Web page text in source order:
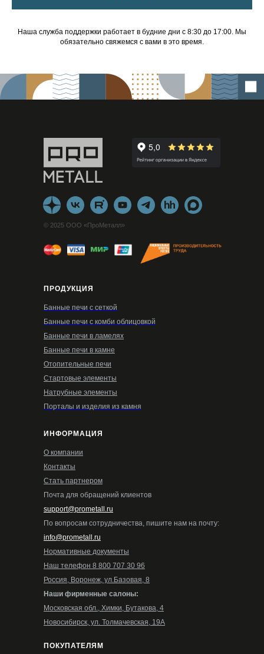
Наша служба поддержки работает в будние дни с 8:30 до 17:00. Мы
обязательно свяжемся с вами в это время.
ПРОДУКЦИЯ
Банные печи с сеткой
Банные печи с комби облицовкой
Банные печи в ламелях
Банные печи в камне
Отопительные печи
Стартовые элементы
Натрубные элементы
Порталы и изделия из камня
ИНФОРМАЦИЯ
О компании
Контакты
Стать партнером
Почта для обращений клиентов
support@prometall.ru
По вопросам сотрудничества, пишите нам на почту:
info@prometall.ru
Нормативные документы
Наш телефон 8 800 707 30 96
Россия, Воронеж, ул.Базовая, 8
Наши фирменные салоны:
Московская обл., Химки, Бутакова, 4
Новосибирск, ул. Толмачевская, 19А
ПОКУПАТЕЛЯМ
© 2025 ООО «ПроМеталл»